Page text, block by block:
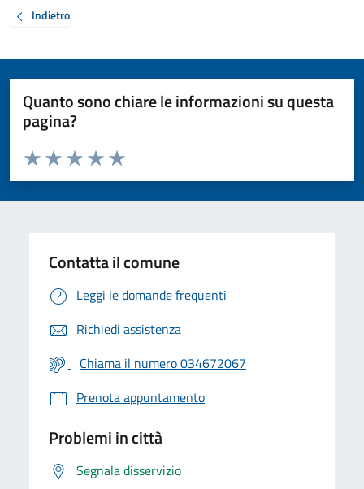
Indietro
Quanto sono chiare le informazioni su questa
pagina?
Valuta da 1 a 5 stelle la pagina
Valuta 5 stelle su 5
Valuta 4 stelle su 5
Valuta 3 stelle su 5
Valuta 2 stelle su 5
Valuta 1 stelle su 5
Contatta il comune
Leggi le domande frequenti
Richiedi assistenza
Chiama il numero 034672067
Prenota appuntamento
Problemi in città
Segnala disservizio